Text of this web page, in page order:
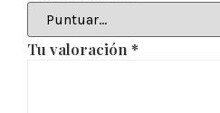
Tu valoración *